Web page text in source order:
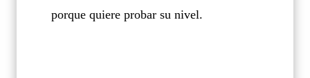
porque quiere probar su nivel.